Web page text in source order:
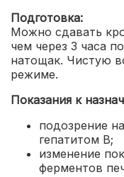
Подготовка:
Можно сдавать
чем через 3 часа
натощак. Чистую
режиме.
Показания к
подозрение
гепатитом В;
изменение
ферментов